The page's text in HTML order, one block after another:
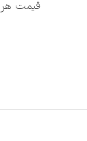
قیمت هر متر